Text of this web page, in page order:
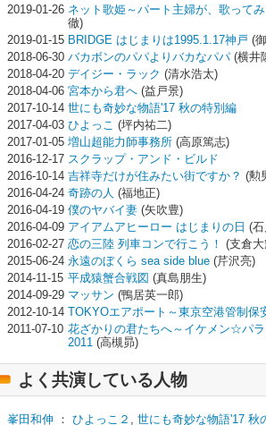
2019-01-26 ネット歌姫～パート主婦が、歌ってみ
徹)
2019-01-15 BRIDGE はじまりは1995.1.17神戸 (
2018-06-30 バカボンのパパよりバカなパパ (横井
2018-04-20 デイジー・ラック (清水浩太)
2018-04-06 宮本から君へ (益戸景)
2017-10-14 世にも奇妙な物語'17 秋の特別編
2017-04-03 ひよっこ (坪内祐二)
2017-01-05 増山超能力師事務所 (高原篤志)
2016-12-17 スクラップ・アンド・ビルド
2016-10-14 吉祥寺だけが住みたい街ですか？ (勲
2016-04-24 奇跡の人 (福地正)
2016-04-19 僕のヤバイ妻 (矢吹豊)
2016-04-09 アイアムアヒーロー はじまりの日 (
2016-02-27 恋の三陸 列車コンで行こう！ (支倉
2015-06-24 永遠のぼくら sea side blue (芹沢亮)
2014-11-15 平成猿蟹合戦図 (真島朋生)
2014-09-29 マッサン (鴨居英一郎)
2012-10-14 TOKYOエアポート～東京空港管制保
2011-07-10 花ざかりの君たちへ～イケメン☆パラ
2011 (高槻昴)
よく共演している人物
峯田和伸 ： ひよっこ２ , 世にも奇妙な物語'17 秋